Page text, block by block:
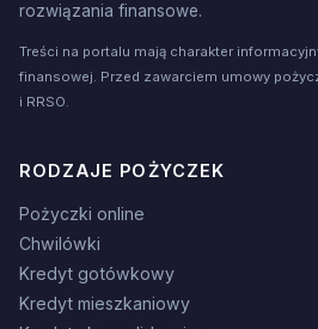
rozwiązania finansowe.
Treści na portalu mają charakter
finansowej. Przed zawarciem umowy
i RRSO.
RODZAJE POŻYCZEK
Pożyczki online
Chwilówki
Kredyt gotówkowy
Kredyt mieszkaniowy